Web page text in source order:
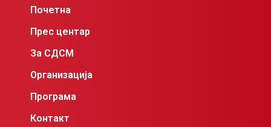
Почетна
Прес центар
За СДСМ
Организација
Програма
Контакт